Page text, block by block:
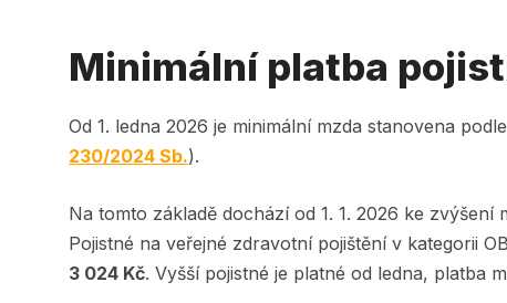
Minimální platba
Od 1. ledna 2026 je minimální mzda stanovena
230/2024 Sb.).
Na tomto základě dochází od 1. 1. 2026 ke
Pojistné na veřejné zdravotní pojištění v kategorii
3 024 Kč. Vyšší pojistné je platné od ledna, platba